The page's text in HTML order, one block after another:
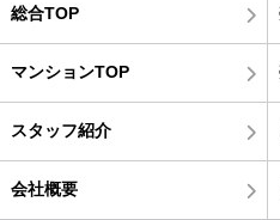
総合TOP
マンションTOP
スタッフ紹介
会社概要